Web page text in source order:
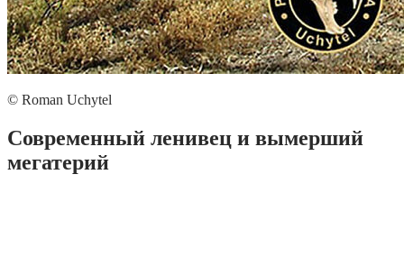
© Roman Uchytel
Современный ленивец и вымерший
мегатерий